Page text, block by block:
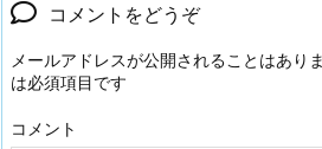
コメントをどうぞ
メールアドレスが公開されることはありま
は必須項目です
コメント